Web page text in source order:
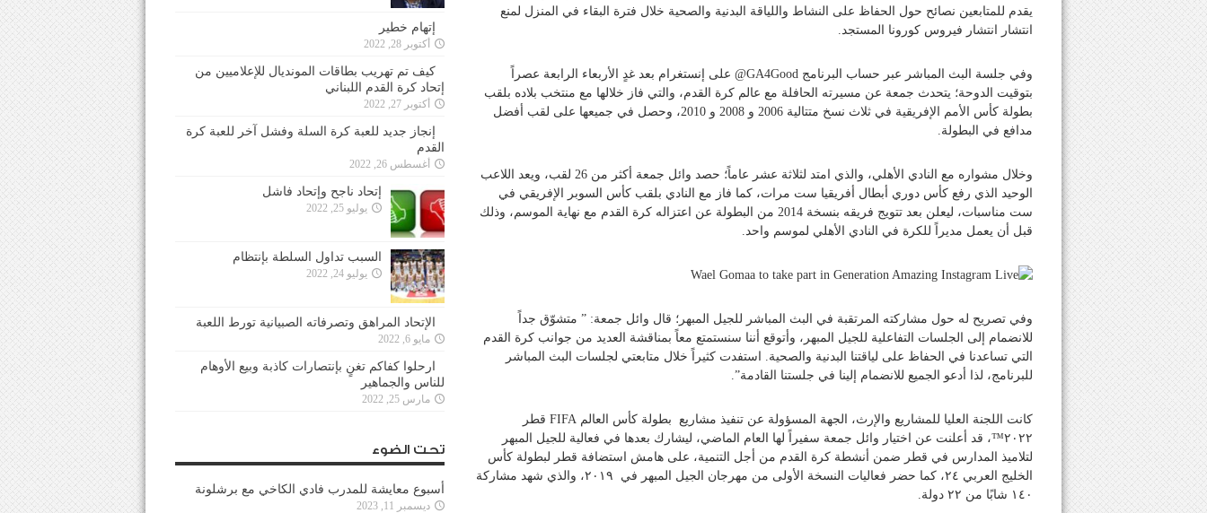
يقدم للمتابعين نصائح حول الحفاظ على النشاط واللياقة البدنية والصحية خلال فترة البقاء في المنزل لمنع
انتشار انتشار فيروس كورونا المستجد.
وفي جلسة البث المباشر عبر حساب البرنامج@GA4Good على إنستغرام بعد غدٍ الأربعاء الرابعة عصراً
بتوقيت الدوحة؛ يتحدث جمعة عن مسيرته الحافلة مع عالم كرة القدم، والتي فاز خلالها مع منتخب بلاده بلقب
بطولة كأس الأمم الإفريقية في ثلاث نسخ متتالية 2006 و 2008 و 2010، وحصل في جميعها على لقب أفضل
مدافع في البطولة.
وخلال مشواره مع النادي الأهلي، والذي امتد لثلاثة عشر عاماً؛ حصد وائل جمعة أكثر من 26 لقب، ويعد اللاعب
الوحيد الذي رفع كأس دوري أبطال أفريقيا ست مرات، كما فاز مع النادي بلقب كأس السوبر الإفريقي في
ست مناسبات، ليعلن بعد تتويج فريقه بنسخة 2014 من البطولة عن اعتزاله كرة القدم مع نهاية الموسم، وذلك
قبل أن يعمل مديراً للكرة في النادي الأهلي لموسم واحد.
وفي تصريح له حول مشاركته المرتقبة في البث المباشر للجيل المبهر؛ قال وائل جمعة: ” متشوّق جداً
للانضمام إلى الجلسات التفاعلية للجيل المبهر، وأتوقع أننا سنستمتع معاً بمناقشة العديد من جوانب كرة القدم
التي تساعدنا في الحفاظ على لياقتنا البدنية والصحية. استفدت كثيراً خلال متابعتي لجلسات البث المباشر
للبرنامج، لذا أدعو الجميع للانضمام إلينا في جلستنا القادمة”.
كانت اللجنة العليا للمشاريع والإرث، الجهة المسؤولة عن تنفيذ مشاريع بطولة كأس العالمFIFA قطر
٢٠٢٢™، قد أعلنت عن اختيار وائل جمعة سفيراً لها العام الماضي، ليشارك بعدها في فعالية للجيل المبهر
لتلاميذ المدارس في قطر ضمن أنشطة كرة القدم من أجل التنمية، على هامش استضافة قطر لبطولة كأس
الخليج العربي ٢٤، كما حضر فعاليات النسخة الأولى من مهرجان الجيل المبهر في ٢٠١٩، والذي شهد مشاركة
١٤٠ شابًا من ٢٢ دولة.
إتهام خطير
أكتوبر 28, 2022
كيف تم تهريب بطاقات المونديال للإعلاميين من
إتحاد كرة القدم اللبناني
أكتوبر 27, 2022
إنجاز جديد للعبة كرة السلة وفشل آخر للعبة كرة
القدم
أغسطس 26, 2022
إتحاد ناجح وإتحاد فاشل
يوليو 25, 2022
السبب تداول السلطة بإنتظام
يوليو 24, 2022
الإتحاد المراهق وتصرفاته الصبيانية تورط اللعبة
مايو 6, 2022
ارحلوا كفاكم تغنٍ بإنتصارات كاذبة وبيع الأوهام
للناس والجماهير
مارس 25, 2022
تحت الضوء
أسبوع معايشة للمدرب فادي الكاخي مع برشلونة
ديسمبر 11, 2023